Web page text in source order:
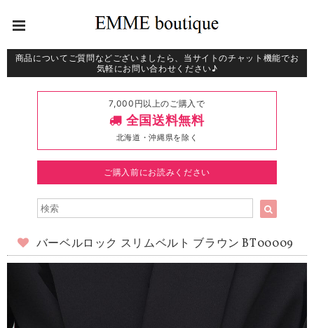
商品についてご質問などございましたら、当サイトのチャット機能でお
気軽にお問い合わせください♪
7,000円以上のご購入で
全国送料無料
北海道・沖縄県を除く
ご購入前にお読みください
バーベルロック スリムベルト ブラウン BT00009